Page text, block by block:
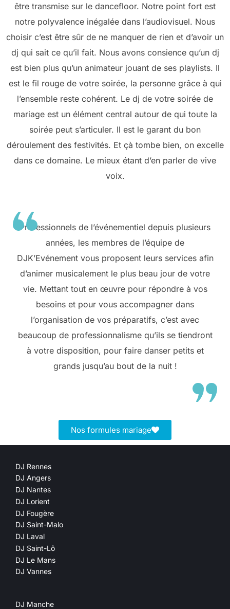
être transmise sur le dancefloor. Notre point fort est
notre polyvalence inégalée dans l’audiovisuel. Nous
choisir c’est être sûr de ne manquer de rien et d’avoir un
dj qui sait ce qu’il fait. Nous avons consience qu’un dj
est bien plus qu’un animateur jouant de ses playlists. Il
est le fil rouge de votre soirée, la personne grâce à qui
l’ensemble reste cohérent. Le dj de votre soirée de
mariage est un élément central autour de qui toute la
soirée peut s’articuler. Il est le garant du bon
déroulement des festivités. Et çà tombe bien, on excelle
dans ce domaine. Le mieux étant d’en parler de vive
voix.
Professionnels de l’événementiel depuis plusieurs
années, les membres de l’équipe de
DJK’Evénement vous proposent leurs services afin
d’animer musicalement le plus beau jour de votre
vie. Mettant tout en œuvre pour répondre à vos
besoins et pour vous accompagner dans
l’organisation de vos préparatifs, c’est avec
beaucoup de professionnalisme qu’ils se tiendront
à votre disposition, pour faire danser petits et
grands jusqu’au bout de la nuit !
Nos formules mariage
DJ Rennes
DJ Angers
DJ Nantes
DJ Lorient
DJ Fougère
DJ Saint-Malo
DJ Laval
DJ Saint-Lô
DJ Le Mans
DJ Vannes
DJ Manche